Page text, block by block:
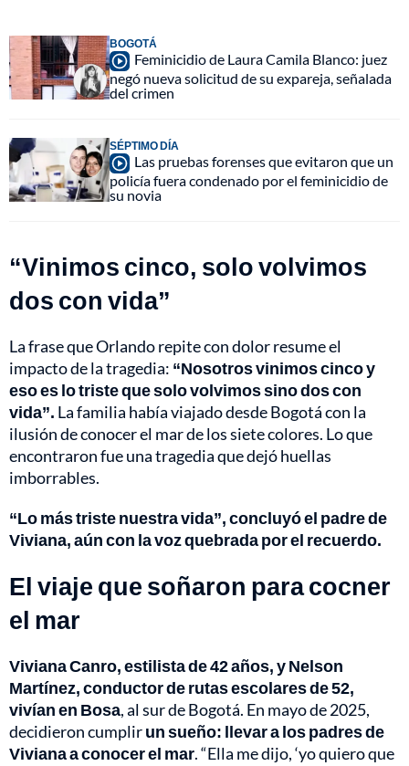
BOGOTÁ
Feminicidio de Laura Camila Blanco: juez
negó nueva solicitud de su expareja, señalada
del crimen
SÉPTIMO DÍA
Las pruebas forenses que evitaron que un
policía fuera condenado por el feminicidio de
su novia
“Vinimos cinco, solo volvimos
dos con vida”
La frase que Orlando repite con dolor resume el
impacto de la tragedia: “Nosotros vinimos cinco y
eso es lo triste que solo volvimos sino dos con
vida”. La familia había viajado desde Bogotá con la
ilusión de conocer el mar de los siete colores. Lo que
encontraron fue una tragedia que dejó huellas
imborrables.
“Lo más triste nuestra vida”, concluyó el padre de
Viviana, aún con la voz quebrada por el recuerdo.
El viaje que soñaron para cocner
el mar
Viviana Canro, estilista de 42 años, y Nelson
Martínez, conductor de rutas escolares de 52,
vivían en Bosa, al sur de Bogotá. En mayo de 2025,
decidieron cumplirun sueño: llevar a los padres de
Viviana a conocer el mar. “Ella me dijo, ‘yo quiero que